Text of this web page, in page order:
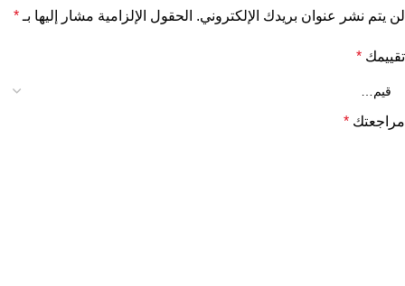
لن يتم نشر عنوان بريدك الإلكتروني. الحقول الإلزامية مشار إليها بـ *
تقييمك *
مراجعتك *